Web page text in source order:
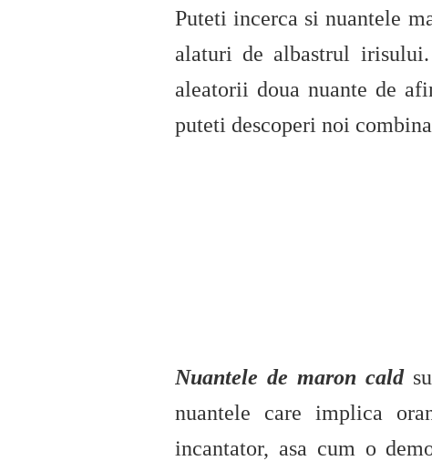
Puteti incerca si nuantele
alaturi de albastrul
aleatorii doua nuante de
puteti descoperi noi
Nuantele de maron cald
nuantele care implica
incantator, asa cum o